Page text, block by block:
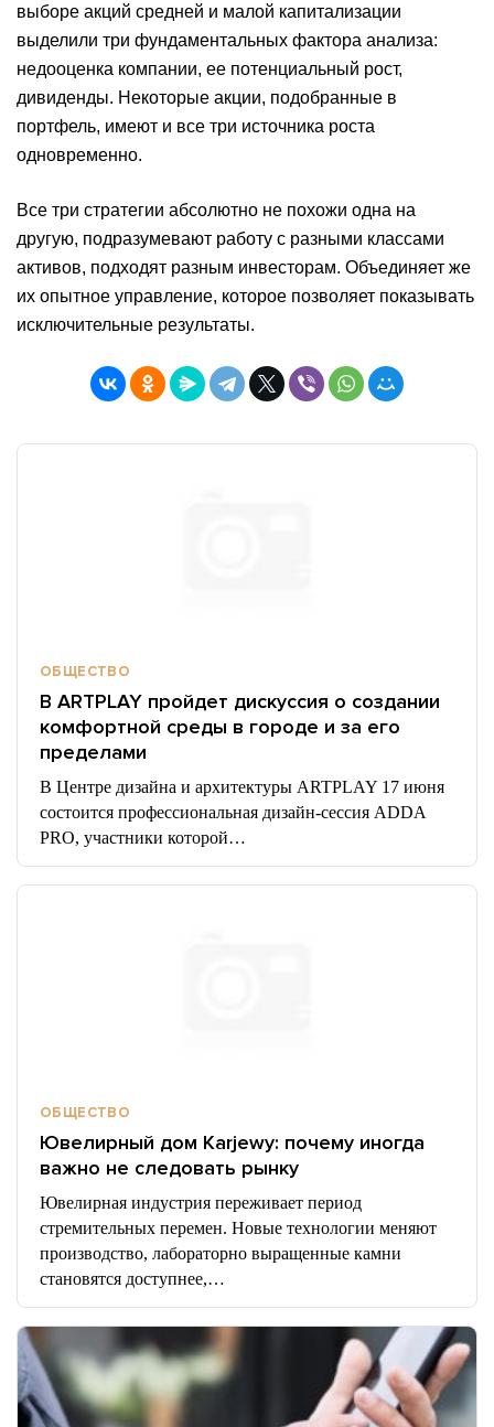
выборе акций средней и малой капитализации
выделили три фундаментальных фактора анализа:
недооценка компании, ее потенциальный рост,
дивиденды. Некоторые акции, подобранные в
портфель, имеют и все три источника роста
одновременно.
Все три стратегии абсолютно не похожи одна на
другую, подразумевают работу с разными классами
активов, подходят разным инвесторам. Объединяет же
их опытное управление, которое позволяет показывать
исключительные результаты.
ОБЩЕСТВО
В ARTPLAY пройдет дискуссия о создании
комфортной среды в городе и за его
пределами
В Центре дизайна и архитектуры ARTPLAY 17 июня
состоится профессиональная дизайн-сессия ADDA
PRO, участники которой…
ОБЩЕСТВО
Ювелирный дом Karjewy: почему иногда
важно не следовать рынку
Ювелирная индустрия переживает период
стремительных перемен. Новые технологии меняют
производство, лабораторно выращенные камни
становятся доступнее,…